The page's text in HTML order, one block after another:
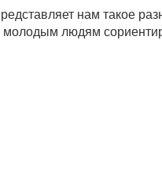
нам такое
молодым людям